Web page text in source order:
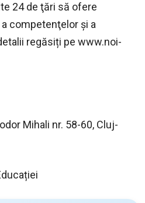
24 de ţări să ofere
competenţelor și a
regăsiți pe www.noi-
Mihali nr. 58-60, Cluj-